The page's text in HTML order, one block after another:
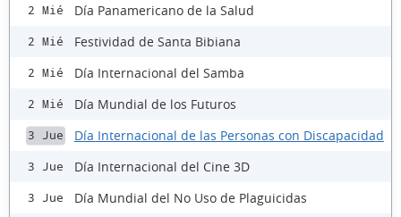
2 Mié Día Panamericano de la Salud
2 Mié Festividad de Santa Bibiana
2 Mié Día Internacional del Samba
2 Mié Día Mundial de los Futuros
3 Jue Día Internacional de las Personas con Discapacidad
3 Jue Día Internacional del Cine 3D
3 Jue Día Mundial del No Uso de Plaguicidas